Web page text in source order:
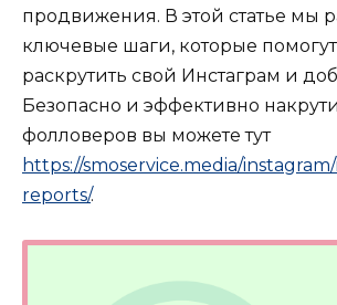
продвижения. В этой статье мы
ключевые шаги, которые
раскрутить свой Инстаграм и
Безопасно и эффективно
фолловеров вы можете тут
https://smoservice.media/
reports/.